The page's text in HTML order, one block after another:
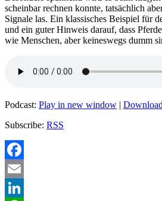
scheinbar rechnen konnte, tatsächlich
Signale las. Ein klassisches Beispiel für
und ein guter Hinweis darauf, dass
wie Menschen, aber keineswegs dumm
Podcast: Play in new window | Download
Subscribe: RSS
Facebook
Email